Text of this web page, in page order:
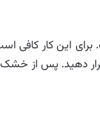
این کار کافی
دهید. پس از خشک